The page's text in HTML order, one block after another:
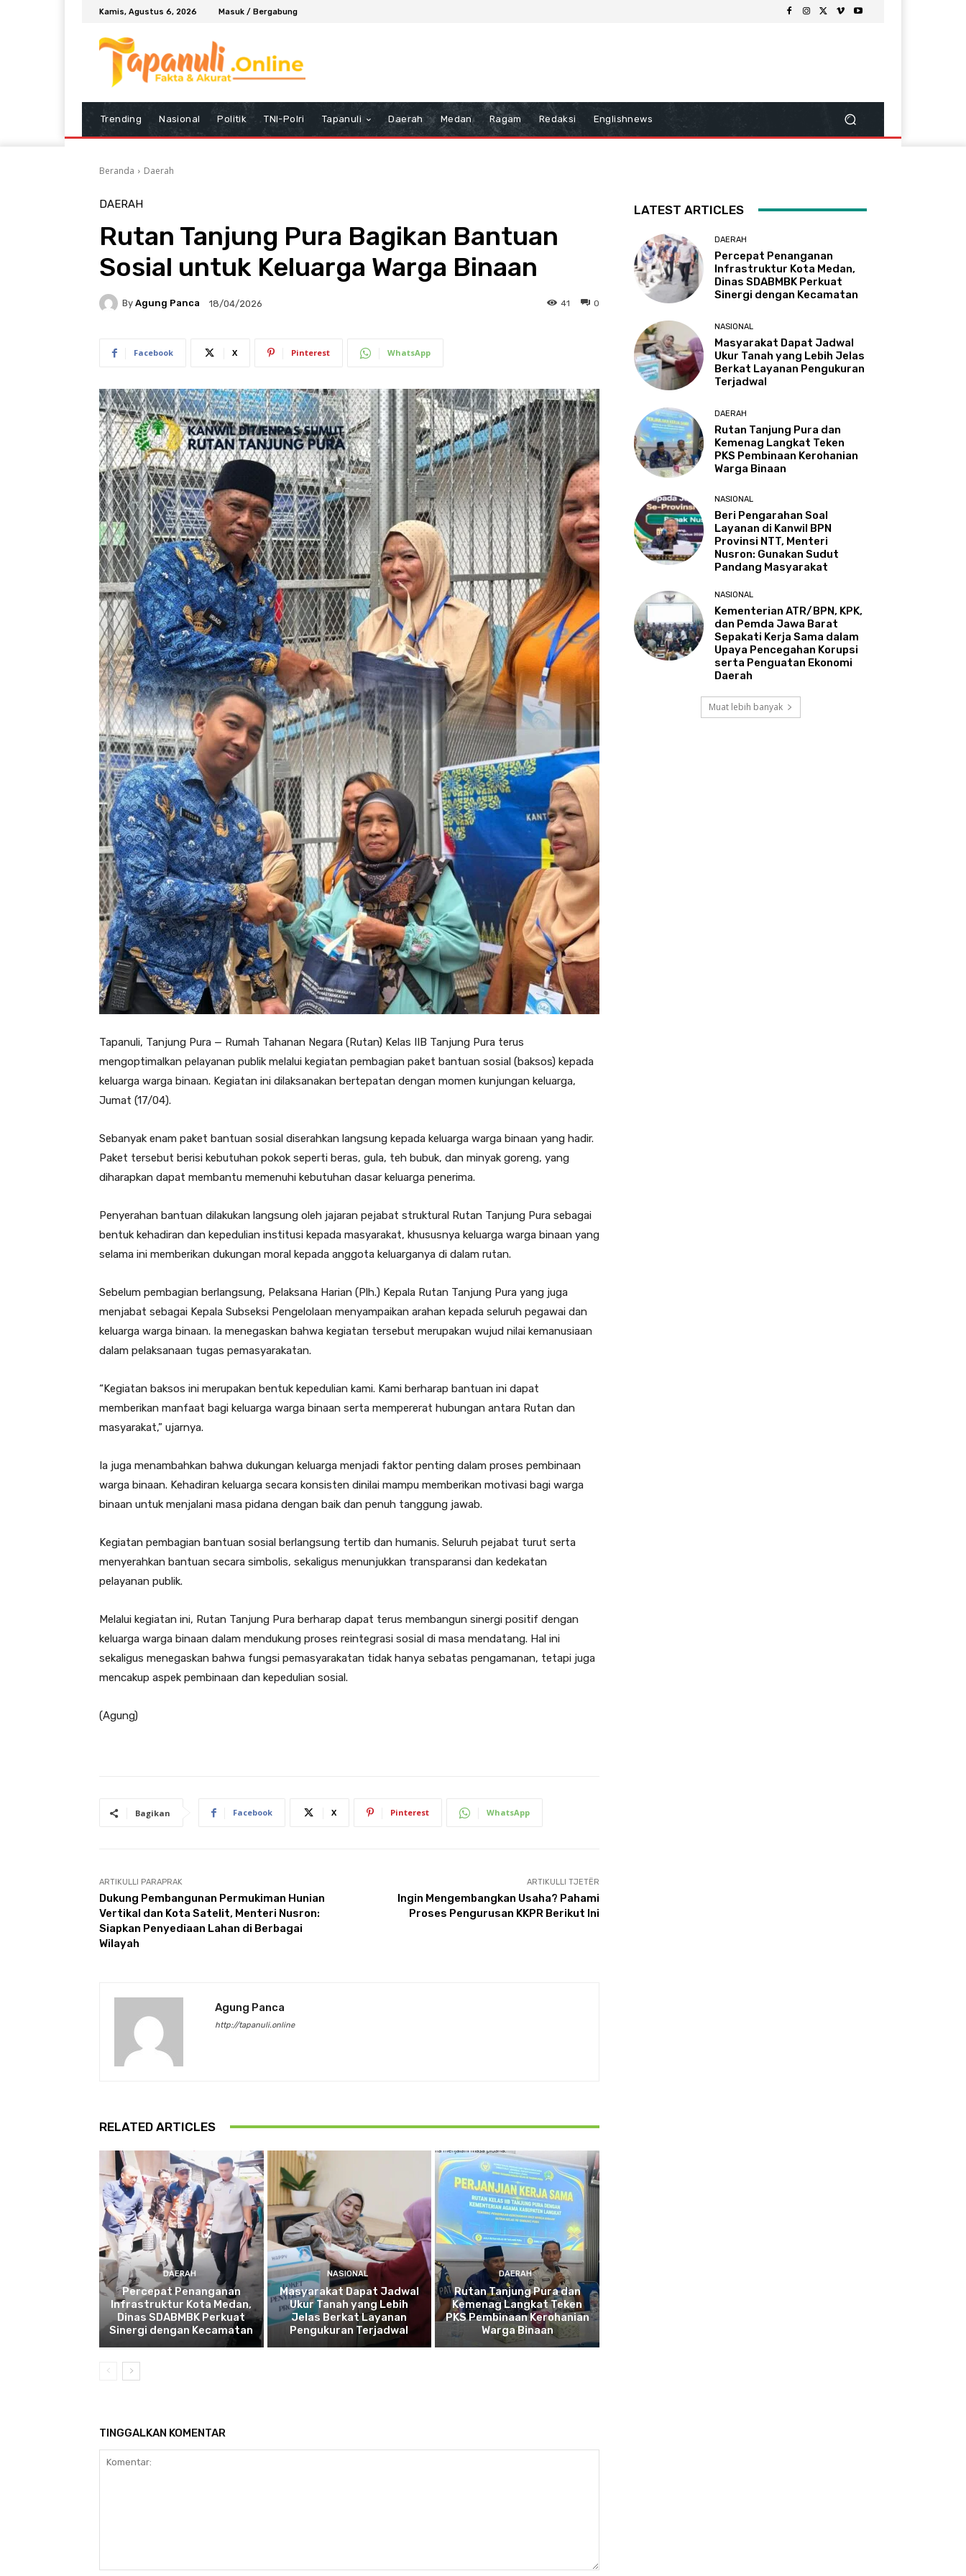
Kamis, Agustus 6, 2026 Masuk / Bergabung
Trending Nasional Politik TNI-Polri Tapanuli Daerah Medan Ragam Redaksi Englishnews
Beranda Daerah
DAERAH
Rutan Tanjung Pura Bagikan Bantuan
Sosial untuk Keluarga Warga Binaan
By Agung Panca 18/04/2026 0
41
Facebook X Pinterest WhatsApp
Tapanuli, Tanjung Pura — Rumah Tahanan Negara (Rutan) Kelas IIB Tanjung Pura terus
mengoptimalkan pelayanan publik melalui kegiatan pembagian paket bantuan sosial (baksos) kepada
keluarga warga binaan. Kegiatan ini dilaksanakan bertepatan dengan momen kunjungan keluarga,
Jumat (17/04).
Sebanyak enam paket bantuan sosial diserahkan langsung kepada keluarga warga binaan yang hadir.
Paket tersebut berisi kebutuhan pokok seperti beras, gula, teh bubuk, dan minyak goreng, yang
diharapkan dapat membantu memenuhi kebutuhan dasar keluarga penerima.
Penyerahan bantuan dilakukan langsung oleh jajaran pejabat struktural Rutan Tanjung Pura sebagai
bentuk kehadiran dan kepedulian institusi kepada masyarakat, khususnya keluarga warga binaan yang
selama ini memberikan dukungan moral kepada anggota keluarganya di dalam rutan.
Sebelum pembagian berlangsung, Pelaksana Harian (Plh.) Kepala Rutan Tanjung Pura yang juga
menjabat sebagai Kepala Subseksi Pengelolaan menyampaikan arahan kepada seluruh pegawai dan
keluarga warga binaan. Ia menegaskan bahwa kegiatan tersebut merupakan wujud nilai kemanusiaan
dalam pelaksanaan tugas pemasyarakatan.
“Kegiatan baksos ini merupakan bentuk kepedulian kami. Kami berharap bantuan ini dapat
memberikan manfaat bagi keluarga warga binaan serta mempererat hubungan antara Rutan dan
masyarakat,” ujarnya.
Ia juga menambahkan bahwa dukungan keluarga menjadi faktor penting dalam proses pembinaan
warga binaan. Kehadiran keluarga secara konsisten dinilai mampu memberikan motivasi bagi warga
binaan untuk menjalani masa pidana dengan baik dan penuh tanggung jawab.
Kegiatan pembagian bantuan sosial berlangsung tertib dan humanis. Seluruh pejabat turut serta
menyerahkan bantuan secara simbolis, sekaligus menunjukkan transparansi dan kedekatan
pelayanan publik.
Melalui kegiatan ini, Rutan Tanjung Pura berharap dapat terus membangun sinergi positif dengan
keluarga warga binaan dalam mendukung proses reintegrasi sosial di masa mendatang. Hal ini
sekaligus menegaskan bahwa fungsi pemasyarakatan tidak hanya sebatas pengamanan, tetapi juga
mencakup aspek pembinaan dan kepedulian sosial.
(Agung)
Bagikan Facebook X Pinterest WhatsApp
ARTIKULLI PARAPRAK
Dukung Pembangunan Permukiman Hunian
Vertikal dan Kota Satelit, Menteri Nusron:
Siapkan Penyediaan Lahan di Berbagai
Wilayah
ARTIKULLI TJETËR
Ingin Mengembangkan Usaha? Pahami
Proses Pengurusan KKPR Berikut Ini
Agung Panca
http://tapanuli.online
RELATED ARTICLES
DAERAH
Percepat Penanganan
Infrastruktur Kota Medan,
Dinas SDABMBK Perkuat
Sinergi dengan Kecamatan
NASIONAL
Masyarakat Dapat Jadwal
Ukur Tanah yang Lebih
Jelas Berkat Layanan
Pengukuran Terjadwal
DAERAH
Rutan Tanjung Pura dan
Kemenag Langkat Teken
PKS Pembinaan Kerohanian
Warga Binaan
TINGGALKAN KOMENTAR
LATEST ARTICLES
DAERAH
Percepat Penanganan
Infrastruktur Kota Medan,
Dinas SDABMBK Perkuat
Sinergi dengan Kecamatan
NASIONAL
Masyarakat Dapat Jadwal
Ukur Tanah yang Lebih Jelas
Berkat Layanan Pengukuran
Terjadwal
DAERAH
Rutan Tanjung Pura dan
Kemenag Langkat Teken
PKS Pembinaan Kerohanian
Warga Binaan
NASIONAL
Beri Pengarahan Soal
Layanan di Kanwil BPN
Provinsi NTT, Menteri
Nusron: Gunakan Sudut
Pandang Masyarakat
NASIONAL
Kementerian ATR/BPN, KPK,
dan Pemda Jawa Barat
Sepakati Kerja Sama dalam
Upaya Pencegahan Korupsi
serta Penguatan Ekonomi
Daerah
Muat lebih banyak